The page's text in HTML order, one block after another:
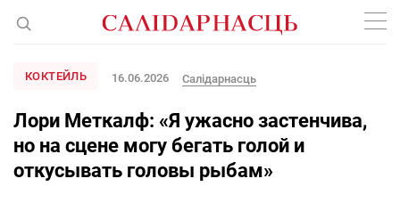
КОКТЕЙЛЬ 16.06.2026 Салідарнасць
Лори Меткалф: «Я ужасно застенчива,
но на сцене могу бегать голой и
откусывать головы рыбам»